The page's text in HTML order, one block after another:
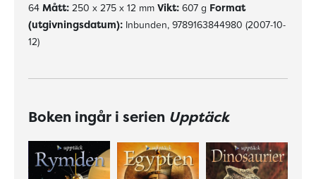
64 Mått: 250 x 275 x 12 mm Vikt: 607 g Format
(utgivningsdatum): Inbunden, 9789163844980 (2007-10-
12)
Boken ingår i serien Upptäck